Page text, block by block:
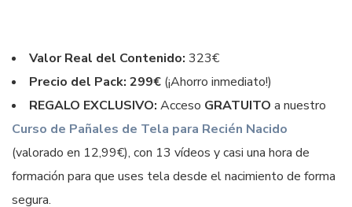
Valor Real del Contenido: 323€
Precio del Pack: 299€ (¡Ahorro inmediato!)
REGALO EXCLUSIVO: Acceso GRATUITO a nuestro
Curso de Pañales de Tela para Recién Nacido
(valorado en 12,99€), con 13 vídeos y casi una hora de
formación para que uses tela desde el nacimiento de forma
segura.